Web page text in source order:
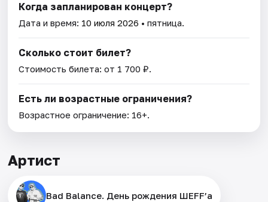
Когда запланирован концерт?
Дата и время: 10 июля 2026 • пятница.
Сколько стоит билет?
Стоимость билета: от 1 700 ₽.
Есть ли возрастные ограничения?
Возрастное ограничение: 16+.
Артист
Bad Balance. День рождения ШЕFF’а